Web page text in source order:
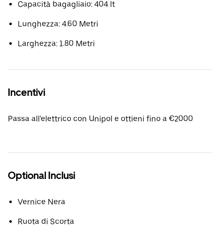
Capacità bagagliaio: 404 lt
Lunghezza: 4.60 Metri
Larghezza: 1.80 Metri
Incentivi
Passa all'elettrico con Unipol e ottieni fino a €2000
Optional Inclusi
Vernice Nera
Ruota di Scorta